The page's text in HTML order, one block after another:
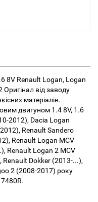
8V Renault Logan, Logan
Оригінал від заводу
матеріалів.
двигуном 1.4 8V, 1.6
2012), Dacia Logan
Renault Sandero
Renault Logan MCV
Renault Logan 2 MCV
Renault Dokker (2013-...),
2 (2008-2017) року